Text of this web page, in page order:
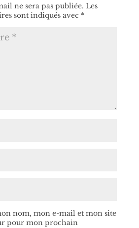
ne sera pas publiée. Les
sont indiqués avec *
nom, mon e-mail et mon site
pour mon prochain